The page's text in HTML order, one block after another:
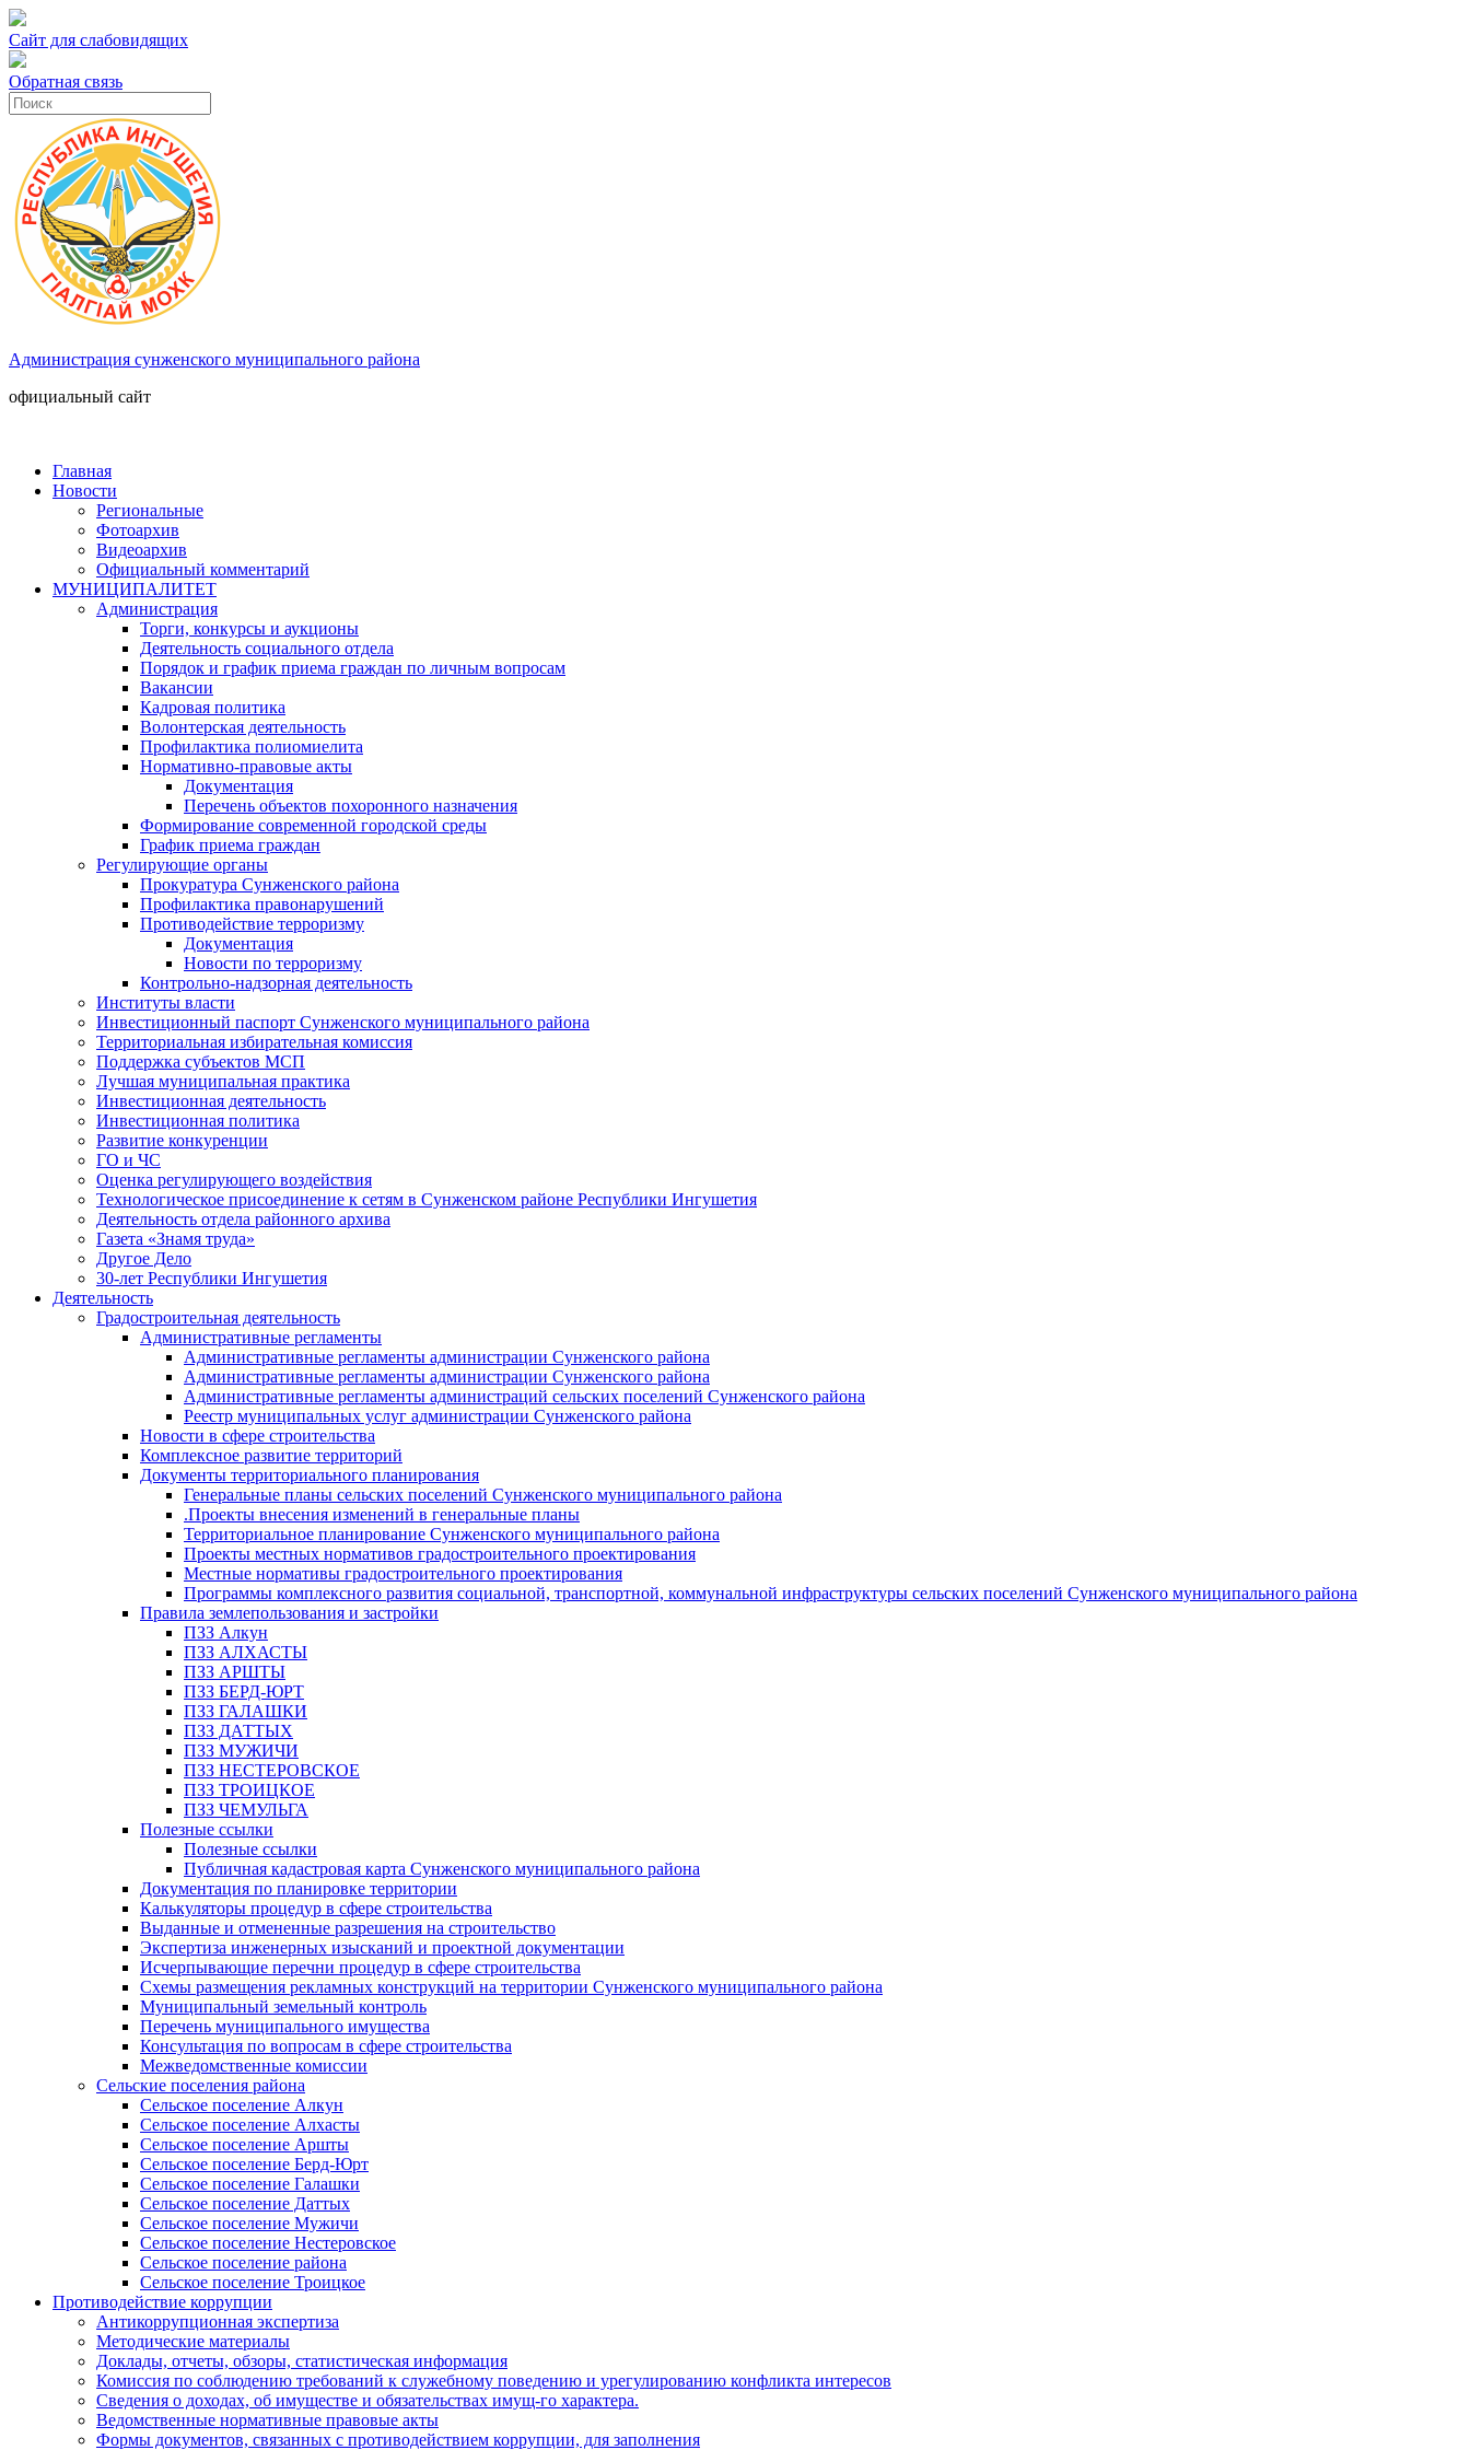
Сайт для слабовидящих
Обратная связь
Администрация сунженского муниципального района
официальный сайт
Главная
Новости
Региональные
Фотоархив
Видеоархив
Официальный комментарий
МУНИЦИПАЛИТЕТ
Администрация
Торги, конкурсы и аукционы
Деятельность социального отдела
Порядок и график приема граждан по личным вопросам
Вакансии
Кадровая политика
Волонтерская деятельность
Профилактика полиомиелита
Нормативно-правовые акты
Документация
Перечень объектов похоронного назначения
Формирование современной городской среды
График приема граждан
Регулирующие органы
Прокуратура Сунженского района
Профилактика правонарушений
Противодействие терроризму
Документация
Новости по терроризму
Контрольно-надзорная деятельность
Институты власти
Инвестиционный паспорт Сунженского муниципального района
Территориальная избирательная комиссия
Поддержка субъектов МСП
Лучшая муниципальная практика
Инвестиционная деятельность
Инвестиционная политика
Развитие конкуренции
ГО и ЧС
Оценка регулирующего воздействия
Технологическое присоединение к сетям в Сунженском районе Республики Ингушетия
Деятельность отдела районного архива
Газета «Знамя труда»
Другое Дело
30-лет Республики Ингушетия
Деятельность
Градостроительная деятельность
Административные регламенты
Административные регламенты администрации Сунженского района
Административные регламенты администрации Сунженского района
Административные регламенты администраций сельских поселений Сунженского района
Реестр муниципальных услуг администрации Сунженского района
Новости в сфере строительства
Комплексное развитие территорий
Документы территориального планирования
Генеральные планы сельских поселений Сунженского муниципального района
.Проекты внесения изменений в генеральные планы
Территориальное планирование Сунженского муниципального района
Проекты местных нормативов градостроительного проектирования
Местные нормативы градостроительного проектирования
Программы комплексного развития социальной, транспортной, коммунальной инфраструктуры сельских поселений Сунженского муниципального района
Правила землепользования и застройки
ПЗЗ Алкун
ПЗЗ АЛХАСТЫ
ПЗЗ АРШТЫ
ПЗЗ БЕРД-ЮРТ
ПЗЗ ГАЛАШКИ
ПЗЗ ДАТТЫХ
ПЗЗ МУЖИЧИ
ПЗЗ НЕСТЕРОВСКОЕ
ПЗЗ ТРОИЦКОЕ
ПЗЗ ЧЕМУЛЬГА
Полезные ссылки
Полезные ссылки
Публичная кадастровая карта Сунженского муниципального района
Документация по планировке территории
Калькуляторы процедур в сфере строительства
Выданные и отмененные разрешения на строительство
Экспертиза инженерных изысканий и проектной документации
Исчерпывающие перечни процедур в сфере строительства
Схемы размещения рекламных конструкций на территории Сунженского муниципального района
Муниципальный земельный контроль
Перечень муниципального имущества
Консультация по вопросам в сфере строительства
Межведомственные комиссии
Сельские поселения района
Сельское поселение Алкун
Сельское поселение Алхасты
Сельское поселение Аршты
Сельское поселение Берд-Юрт
Сельское поселение Галашки
Сельское поселение Даттых
Сельское поселение Мужичи
Сельское поселение Нестеровское
Сельское поселение района
Сельское поселение Троицкое
Противодействие коррупции
Антикоррупционная экспертиза
Методические материалы
Доклады, отчеты, обзоры, статистическая информация
Комиссия по соблюдению требований к служебному поведению и урегулированию конфликта интересов
Сведения о доходах, об имуществе и обязательствах имущ-го характера.
Ведомственные нормативные правовые акты
Формы документов, связанных с противодействием коррупции, для заполнения